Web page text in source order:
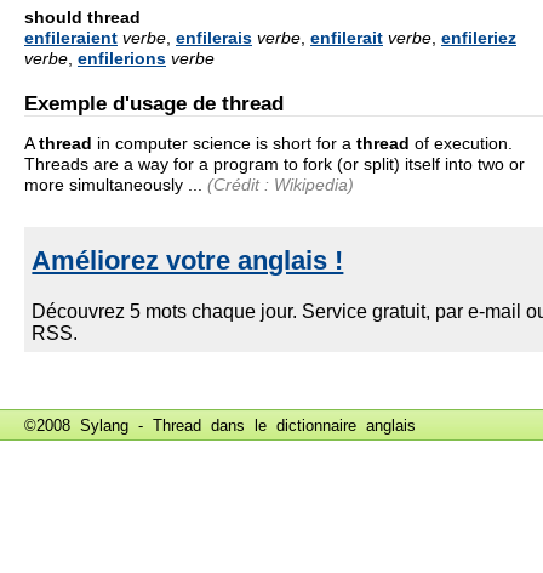
should thread
enfileraient verbe enfilerais verbe enfilerait verbe enfileriez
verbe enfilerions verbe
Exemple d'usage de thread
Athread in computer science is short for a thread of execution.
Threads are a way for a program to fork (or split) itself into two or
more simultaneously ...
(Crédit : Wikipedia)
©2008 Sylang - Thread dans le dictionnaire anglais